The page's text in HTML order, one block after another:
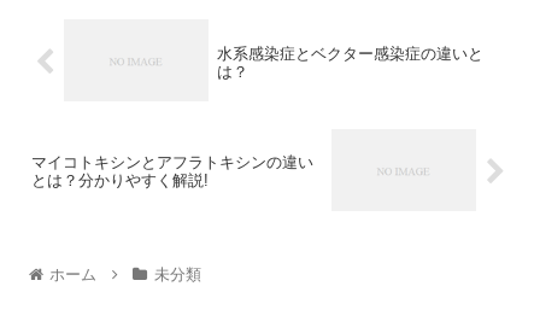
水系感染症とベクター感染症の違いと
は？
マイコトキシンとアフラトキシンの違い
とは？分かりやすく解説!
ホーム 未分類